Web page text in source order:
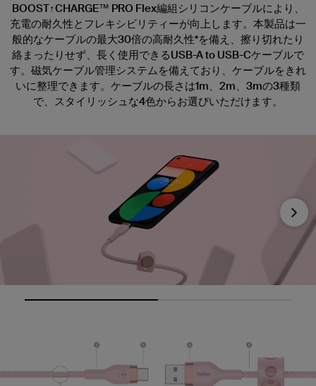
BOOST↑CHARGE™ PRO Flex編組シリコンケーブルにより、
充電の耐久性とフレキシビリティーが向上します。本製品は一
般的なケーブルの最大30倍の高耐久性*を備え、擦り切れたり
絡まったりせず、長く使用できるUSB-A to USB-Cケーブルで
す。磁気ケーブル管理システムを備えており、ケーブルをきれ
いに整理できます。ケーブルの長さは1m、2m、3mの3種類
で、スタイリッシュな4色からお選びいただけます。
Next